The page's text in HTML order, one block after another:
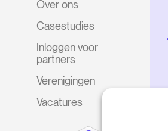
Over ons
Casestudies
Inloggen voor
partners
Verenigingen
Vacatures